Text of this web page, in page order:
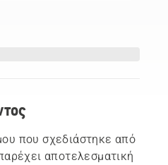
που σχεδιάστηκε από
αποτελεσματική